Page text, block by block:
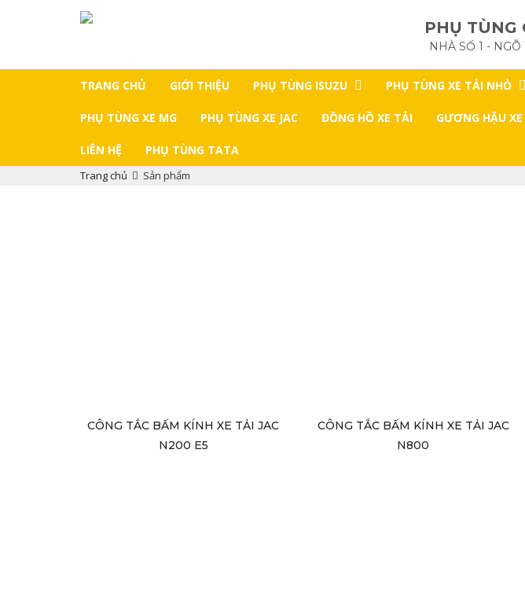
PHỤ TÙNG
NHÀ SỐ 1 -
TRANG CHỦ GIỚI THIỆU PHỤ TÙNG ISUZU PHỤ TÙNG XE TẢI NHỎ
PHỤ TÙNG XE MG PHỤ TÙNG XE JAC ĐỒNG HỒ XE TẢI GƯƠNG HẬU XE
LIÊN HỆ PHỤ TÙNG TATA
Trang chủ Sản phẩm
CÔNG TẮC BẤM KÍNH XE TẢI JAC
N200 E5
CÔNG TẮC BẤM KÍNH XE TẢI JAC
N800